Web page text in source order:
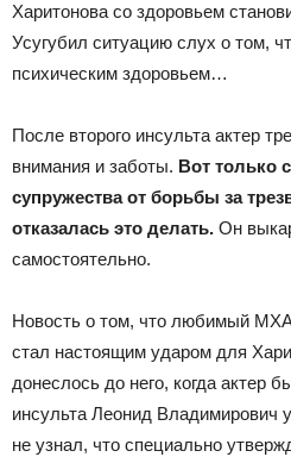
Харитонова со здоровьем
Усугубил ситуацию слух о том,
психическим здоровьем…
После второго инсульта актер
внимания и заботы. Вот только
супружества от борьбы за
отказалась это делать. Он
самостоятельно.
Новость о том, что любимый
стал настоящим ударом для
донеслось до него, когда актер
инсульта Леонид Владимирович
не узнал, что специально